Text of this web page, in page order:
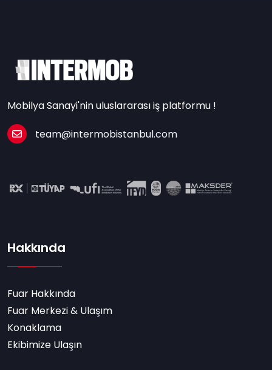
Mobilya Sanayi'nin uluslararası iş platformu !
team@intermobistanbul.com
Hakkında
Fuar Hakkında
Fuar Merkezi & Ulaşım
Konaklama
Ekibimize Ulaşın